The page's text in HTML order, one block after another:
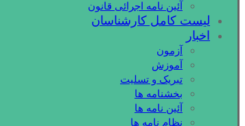
آئین نامه اجرائی قانون
لیست کامل کارشناسان
اخبار
آزمون
آموزش
تبریک و تسلیت
بخشنامه ها
آئین نامه ها
نظام نامه ها